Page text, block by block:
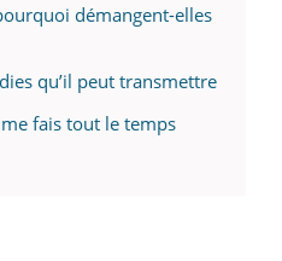
démangent-elles
qu’il peut transmettre
fais tout le temps